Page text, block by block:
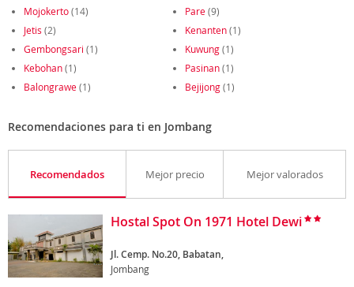
Mojokerto(14) Pare(9)
Jetis (2) Kenanten(1)
Gembongsari (1) Kuwung(1)
Kebohan(1) Pasinan(1)
Balongrawe(1) Bejijong(1)
Recomendaciones para ti en Jombang
Recomendados Mejor precio Mejor valorados
Hostal Spot On 1971 Hotel Dewi
Jl. Cemp. No.20, Babatan,
Jombang